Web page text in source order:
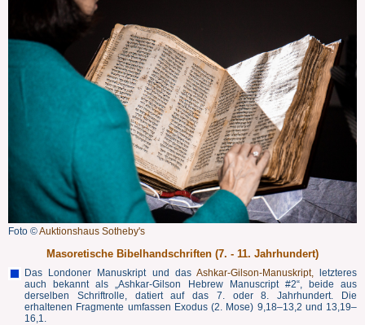
Foto ©Auktionshaus Sotheby's
Masoretische Bibelhandschriften (7. - 11. Jahrhundert)
Das Londoner Manuskript und das Ashkar-Gilson-Manuskript,
letzteres
auch bekannt als „Ashkar-Gilson Hebrew Manuscript #2“, beide aus
derselben Schriftrolle, datiert auf das 7. oder 8. Jahrhundert. Die
erhaltenen Fragmente umfassen Exodus (2. Mose) 9,18–13,2 und 13,19–
16,1.